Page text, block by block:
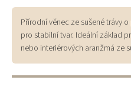
Přírodní věnec ze sušené trávy
pro stabilní tvar. Ideální základ
nebo interiérových aranžmá ze